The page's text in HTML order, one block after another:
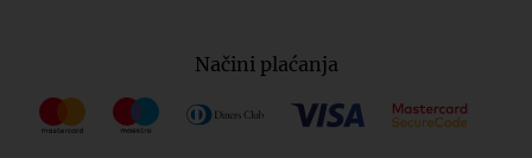
Načini plaćanja